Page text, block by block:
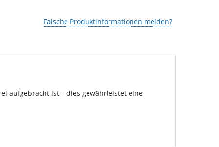
Falsche Produktinformationen melden?
aufgebracht ist – dies gewährleistet eine